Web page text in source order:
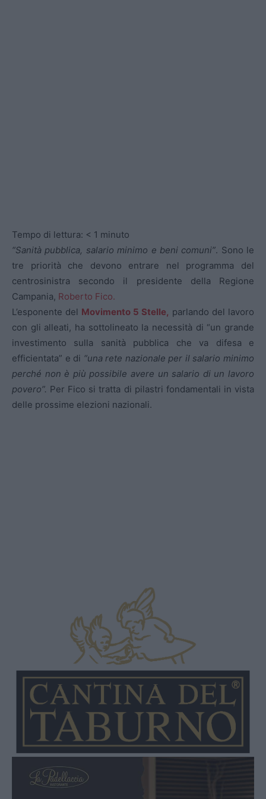
Tempo di lettura: < 1 minuto
“Sanità pubblica, salario minimo e beni comuni”. Sono le
tre priorità che devono entrare nel programma del
centrosinistra secondo il presidente della Regione
Campania, Roberto Fico.
L’esponente del Movimento 5 Stelle, parlando del lavoro
con gli alleati, ha sottolineato la necessità di “un grande
investimento sulla sanità pubblica che va difesa e
efficientata” e di “una rete nazionale per il salario minimo
perché non è più possibile avere un salario di un lavoro
povero”. Per Fico si tratta di pilastri fondamentali in vista
delle prossime elezioni nazionali.